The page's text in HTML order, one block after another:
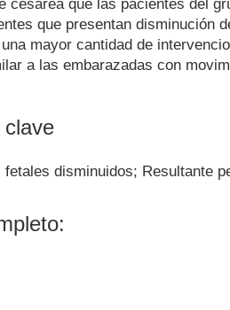
cesárea que las pacientes del
que presentan disminución
mayor cantidad de
a las embarazadas con
clave
fetales disminuidos; Resultante